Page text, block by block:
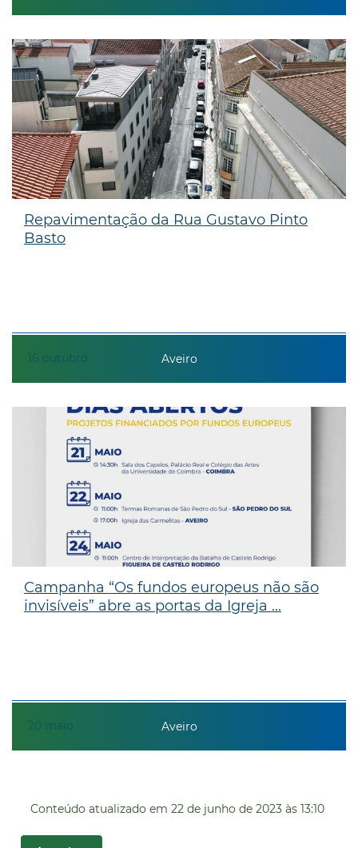
16 outubro
Repavimentação da Rua Gustavo Pinto
Basto
Aveiro
20 maio
Campanha “Os fundos europeus não são
invisíveis” abre as portas da Igreja ...
Aveiro
Conteúdo atualizado em 22 de junho de 2023 às 13:10